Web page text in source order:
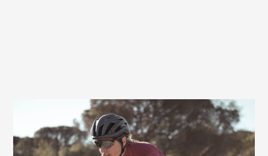
Verhindert Druck, entlastet den
Genitalbereich